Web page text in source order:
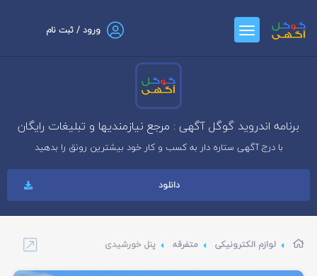
ورود / ثبت نام
برنامه اندروید گوگل آگهی : مرجع نیازمندیها و تبلیغات رایگان
با درج آگهی ستاره دار به کسب و کار خود بیشترین رونق را بدهید
دانلود
لوازم الکترونیکی متفرقه پنل خورشیدی